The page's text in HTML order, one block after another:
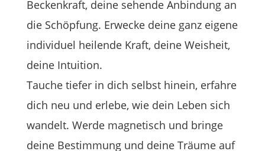
Beckenkraft, deine sehende Anbindung an
die Schöpfung. Erwecke deine ganz eigene
individuel heilende Kraft, deine Weisheit,
deine Intuition.
Tauche tiefer in dich selbst hinein, erfahre
dich neu und erlebe, wie dein Leben sich
wandelt. Werde magnetisch und bringe
deine Bestimmung und deine Träume auf